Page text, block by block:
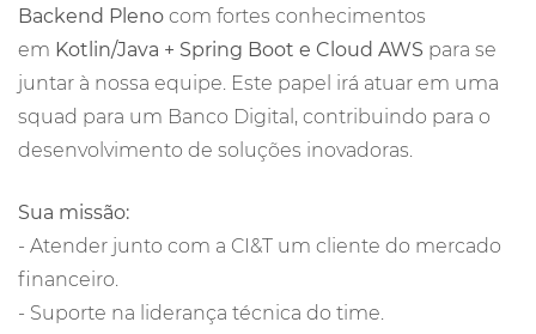
Backend Pleno com fortes conhecimentos
em Kotlin/Java + Spring Boot e Cloud AWS para se
juntar à nossa equipe. Este papel irá atuar em uma
squad para um Banco Digital, contribuindo para o
desenvolvimento de soluções inovadoras.
Sua missão:
- Atender junto com a CI&T um cliente do mercado
financeiro.
- Suporte na liderança técnica do time.